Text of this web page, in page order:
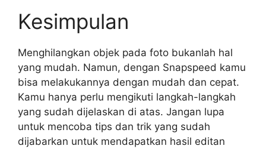
Kesimpulan
Menghilangkan objek pada foto bukanlah hal
yang mudah. Namun, dengan Snapspeed kamu
bisa melakukannya dengan mudah dan cepat.
Kamu hanya perlu mengikuti langkah-langkah
yang sudah dijelaskan di atas. Jangan lupa
untuk mencoba tips dan trik yang sudah
dijabarkan untuk mendapatkan hasil editan